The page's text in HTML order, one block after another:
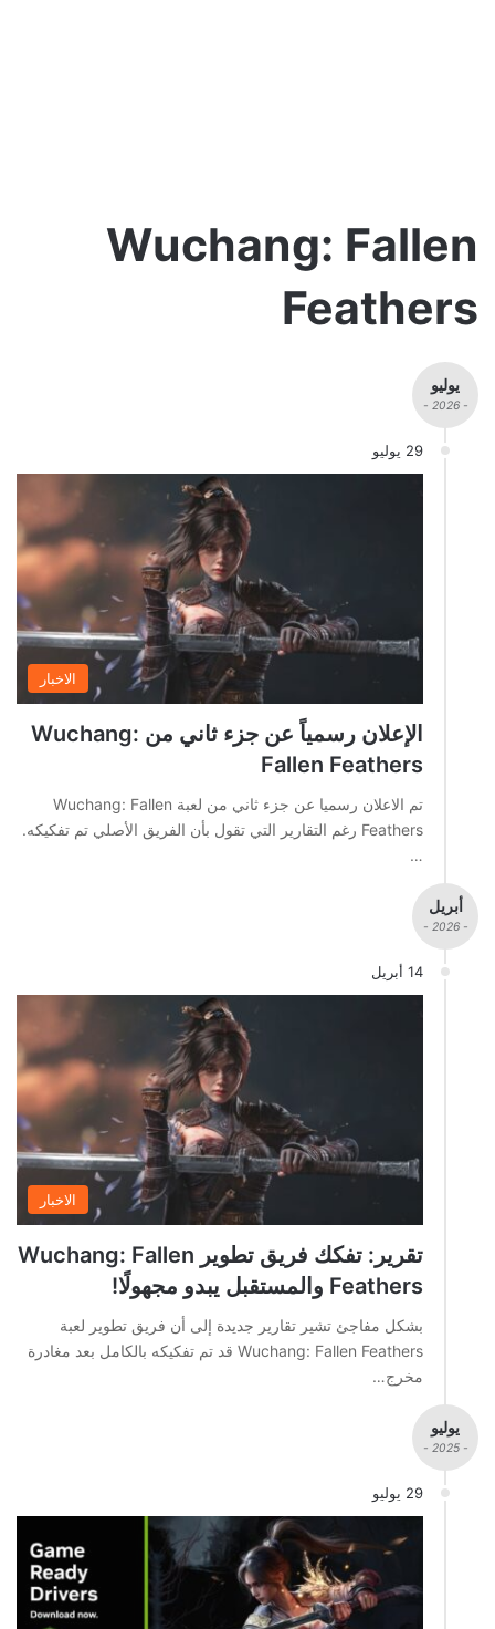
Wuchang: Fallen
Feathers
يوليو
- 2026 -
29 يوليو
الاخبار
الإعلان رسمياً عن جزء ثاني من Wuchang:
Fallen Feathers
تم الاعلان رسميا عن جزء ثاني من لعبة Wuchang: Fallen
Feathers رغم التقارير التي تقول بأن الفريق الأصلي تم تفكيكه.
…
أبريل
- 2026 -
14 أبريل
الاخبار
تقرير: تفكك فريق تطوير Wuchang: Fallen
Feathers والمستقبل يبدو مجهولًا!
بشكل مفاجئ تشير تقارير جديدة إلى أن فريق تطوير لعبة
Wuchang: Fallen Feathers قد تم تفكيكه بالكامل بعد مغادرة
مخرج…
يوليو
- 2025 -
29 يوليو